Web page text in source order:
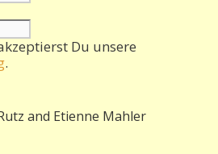
Du unsere
.
and Etienne Mahler